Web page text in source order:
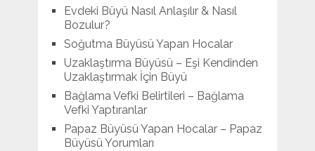
Evdeki Büyü Nasıl Anlaşılır & Nasıl
Bozulur?
Soğutma Büyüsü Yapan Hocalar
Uzaklaştırma Büyüsü – Eşi Kendinden
Uzaklaştırmak İçin Büyü
Bağlama Vefki Belirtileri – Bağlama
Vefki Yaptıranlar
Papaz Büyüsü Yapan Hocalar – Papaz
Büyüsü Yorumları